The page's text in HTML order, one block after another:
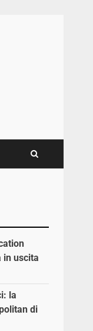
in uscita
la
di